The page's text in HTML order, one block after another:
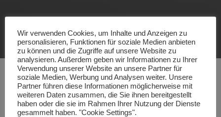
Wir verwenden Cookies, um Inhalte und Anzeigen zu
personalisieren, Funktionen für soziale Medien anbieten
zu können und die Zugriffe auf unsere Website zu
analysieren. Außerdem geben wir Informationen zu Ihrer
Verwendung unserer Website an unsere Partner für
soziale Medien, Werbung und Analysen weiter. Unsere
Partner führen diese Informationen möglicherweise mit
weiteren Daten zusammen, die Sie ihnen bereitgestellt
haben oder die sie im Rahmen Ihrer Nutzung der Dienste
gesammelt haben. "Cookie Settings".